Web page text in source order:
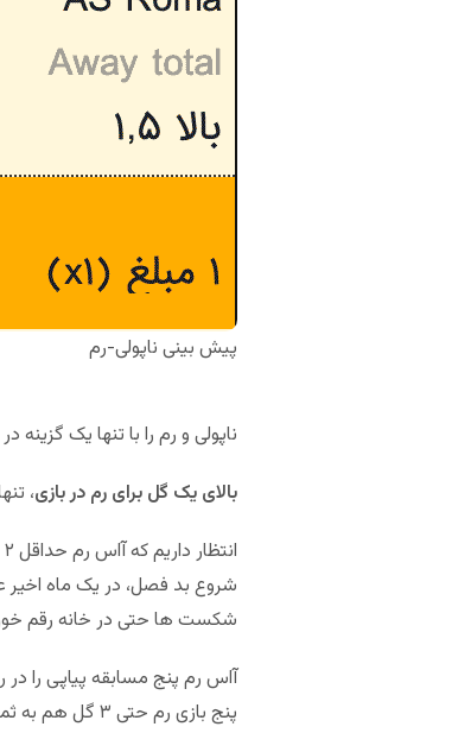
پیش بینی ناپولی-رم
ناپولی و رم را با تنها یک گزینه در
بالای یک گل برای رم در بازی،
شروع بد فصل، در یک ماه اخیر
شکست ها حتی در خانه رقم خورد است. رم